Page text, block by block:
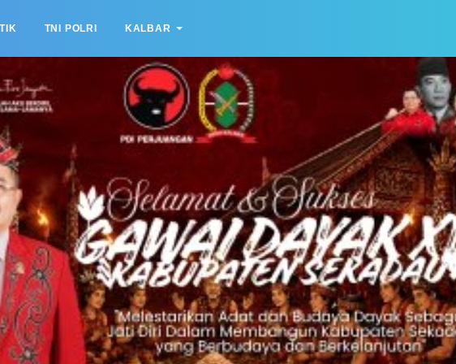
TNI POLRI KALBAR